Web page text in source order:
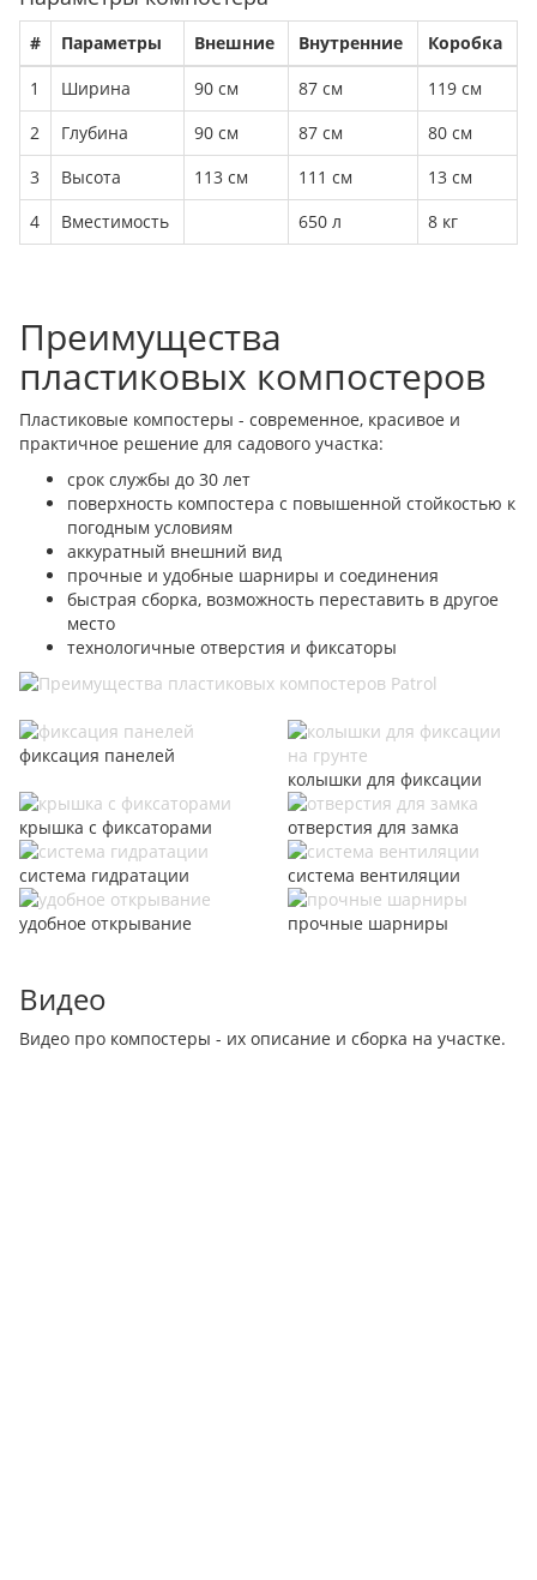
# Параметры Внешние Внутренние
Коробка
1
Ширина 90 см 87 см
119 см
2
Глубина 90 см 87 см
80 см
3
Высота 113 см 111 см
13 см
4
Вместимость 650 л 8 кг
Преимущества
пластиковых компостеров
Пластиковые компостеры - современное, красивое и
практичное решение для садового участка:
срок службы до 30 лет
поверхность компостера с повышенной стойкостью к
погодным условиям
аккуратный внешний вид
прочные и удобные шарниры и соединения
быстрая сборка, возможность переставить в другое
место
технологичные отверстия и фиксаторы
фиксация панелей
колышки для фиксации
крышка с фиксаторами отверстия для замка
система гидратации система вентиляции
удобное открывание прочные шарниры
Видео
Видео про компостеры - их описание и сборка на участке.